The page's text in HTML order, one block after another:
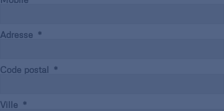
Adresse
Code postal
Ville